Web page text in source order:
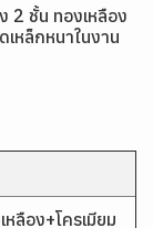
2 ชั้น ทองเหลือง
หล็กหนาในงาน
ลือง+โครเมียม